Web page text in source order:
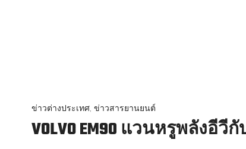
ข่าวต่างประเทศ, ข่าวสารยานยนต์
VOLVO EM90 แวนหรูพลังอีวี